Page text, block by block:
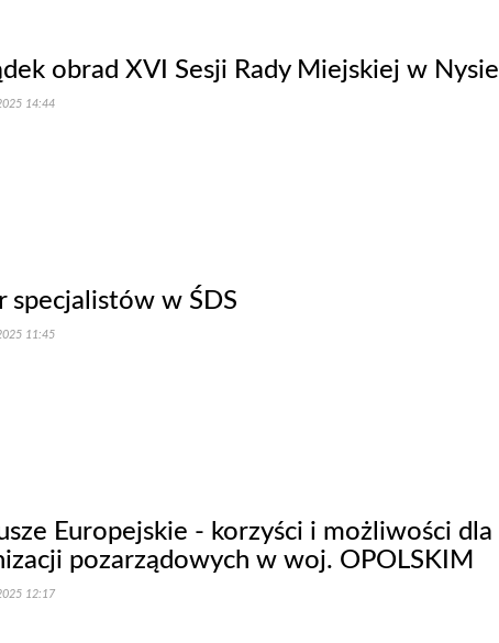
obrad XVI Sesji Rady Miejskiej w Nysie
14:44
specjalistów w ŚDS
11:45
Europejskie - korzyści i możliwości dla
pozarządowych w woj. OPOLSKIM
12:17